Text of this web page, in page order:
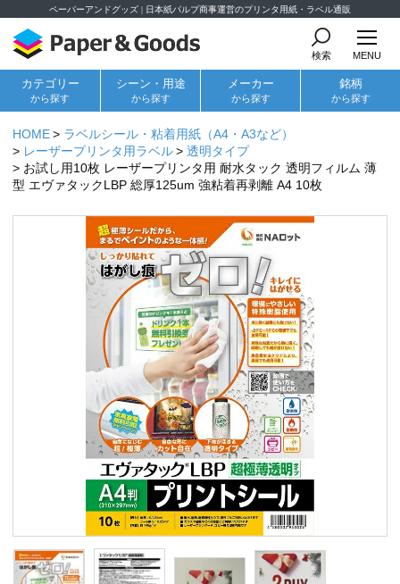
ペーパーアンドグッズ | 日本紙パルプ商事運営のプリンタ用紙・ラベル通販
検索 MENU
カテゴリー
から探す
シーン・用途
から探す
メーカー
から探す
銘柄
から探す
HOME
ラベルシール・粘着用紙（A4・A3など）
レーザープリンタ用ラベル
透明タイプ
お試し用10枚 レーザープリンタ用 耐水タック 透明フィルム 薄
型 エヴァタックLBP 総厚125um 強粘着再剥離 A4 10枚